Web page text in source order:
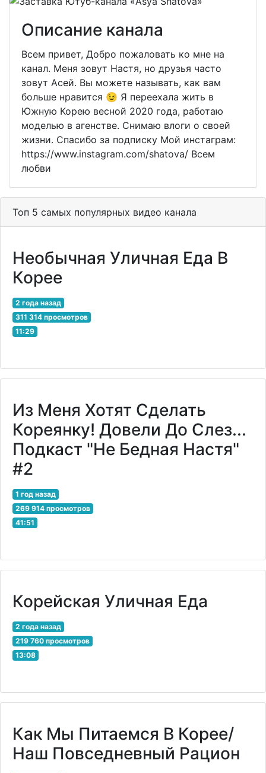
Описание канала
Всем привет, Добро пожаловать ко мне на
канал. Меня зовут Настя, но друзья часто
зовут Асей. Вы можете называть, как вам
больше нравится 😉 Я переехала жить в
Южную Корею весной 2020 года, работаю
моделью в агенстве. Снимаю влоги о своей
жизни. Спасибо за подписку Мой инстаграм:
https://www.instagram.com/shatova/ Всем
любви
Топ 5 самых популярных видео канала
Необычная Уличная Еда В
Корее
2 года назад
311 314 просмотров
11:29
Из Меня Хотят Сделать
Кореянку! Довели До Слез...
Подкаст "Не Бедная Настя"
#2
1 год назад
269 914 просмотров
41:51
Корейская Уличная Еда
2 года назад
219 760 просмотров
13:08
Как Мы Питаемся В Корее/
Наш Повседневный Рацион